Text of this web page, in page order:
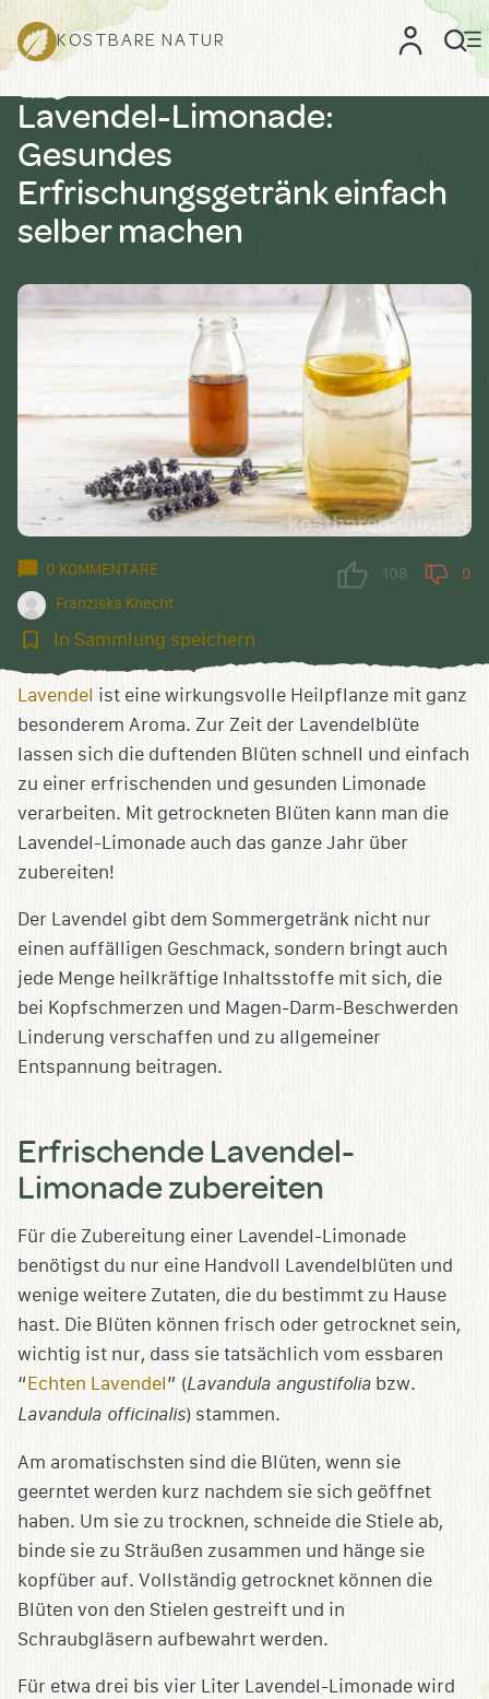
KOSTBARE NATUR
Lavendel-Limonade:
Gesundes
Erfrischungsgetränk einfach
selber machen
0 KOMMENTARE
Franziska Knecht
108 0
In
speichern
In Sammlung speichern
Lavendel ist eine wirkungsvolle Heilpflanze mit ganz
besonderem Aroma. Zur Zeit der Lavendelblüte
lassen sich die duftenden Blüten schnell und einfach
zu einer erfrischenden und gesunden Limonade
verarbeiten. Mit getrockneten Blüten kann man die
Lavendel-Limonade auch das ganze Jahr über
zubereiten!
Der Lavendel gibt dem Sommergetränk nicht nur
einen auffälligen Geschmack, sondern bringt auch
jede Menge heilkräftige Inhaltsstoffe mit sich, die
bei Kopfschmerzen und Magen-Darm-Beschwerden
Linderung verschaffen und zu allgemeiner
Entspannung beitragen.
Erfrischende Lavendel-
Limonade zubereiten
Für die Zubereitung einer Lavendel-Limonade
benötigst du nur eine Handvoll Lavendelblüten und
wenige weitere Zutaten, die du bestimmt zu Hause
hast. Die Blüten können frisch oder getrocknet sein,
wichtig ist nur, dass sie tatsächlich vom essbaren
“ Echten Lavendel ” (Lavandula angustifolia bzw.
Lavandula officinalis) stammen.
Am aromatischsten sind die Blüten, wenn sie
geerntet werden kurz nachdem sie sich geöffnet
haben. Um sie zu trocknen, schneide die Stiele ab,
binde sie zu Sträußen zusammen und hänge sie
kopfüber auf. Vollständig getrocknet können die
Blüten von den Stielen gestreift und in
Schraubgläsern aufbewahrt werden.
Für etwa drei bis vier Liter Lavendel-Limonade wird